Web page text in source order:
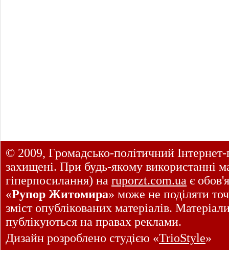
© 2009, Громадсько-політичний
захищені. При будь-якому використанні
гіперпосилання) на ruporzt.com.ua є
«Рупор Житомира» може не поділяти
зміст опублікованих матеріалів.
публікуються на правах реклами.
Дизайн розроблено студією «TrioStyle»